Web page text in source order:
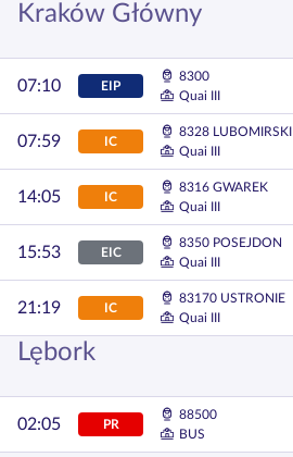
Kraków Główny
07:10 EIP
8300
Quai III
07:59 IC
8328 LUBOMIRSKI
Quai III
14:05 IC
8316 GWAREK
Quai III
15:53 EIC
8350 POSEJDON
Quai III
21:19 IC
83170 USTRONIE
Quai III
Lębork
02:05 PR
88500
BUS